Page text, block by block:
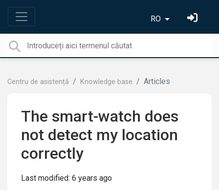
RO
Centru de asistență Knowledge base Articles
The smart-watch does
not detect my location
correctly
Last modified: 6 years ago